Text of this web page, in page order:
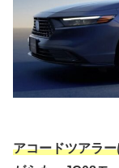
アコードツアラ